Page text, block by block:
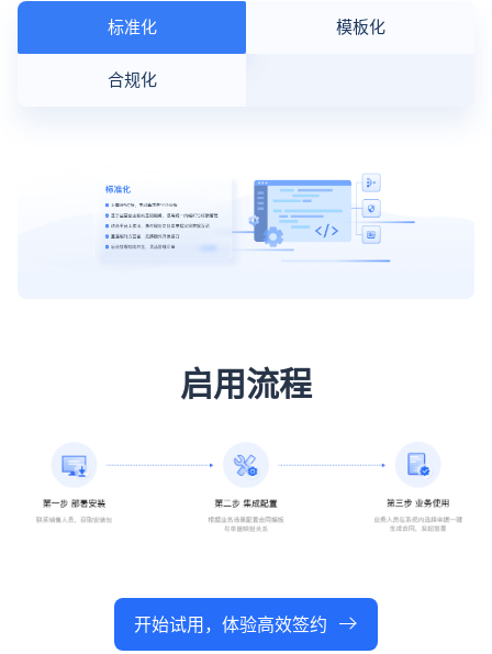
标准化 模板化
合规化
启用流程
开始试用，体验高效签约